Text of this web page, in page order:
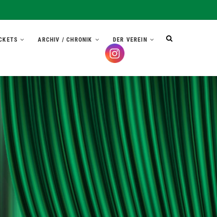
ARCHIV / CHRONIK DER VEREIN